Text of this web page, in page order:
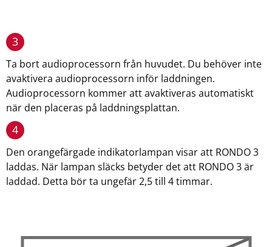
3
Ta bort audioprocessorn från huvudet. Du behöver inte
avaktivera audioprocessorn inför laddningen.
Audioprocessorn kommer att avaktiveras automatiskt
när den placeras på laddningsplattan.
4
Den orangefärgade indikatorlampan visar att RONDO 3
laddas. När lampan släcks betyder det att RONDO 3 är
laddad. Detta bör ta ungefär 2,5 till 4 timmar.